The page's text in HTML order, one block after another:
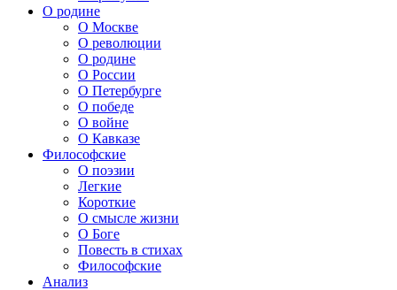
О родине
О Москве
О революции
О родине
О России
О Петербурге
О победе
О войне
О Кавказе
Философские
О поэзии
Легкие
Короткие
О смысле жизни
О Боге
Повесть в стихах
Философские
Анализ